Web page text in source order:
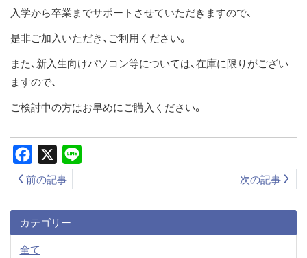
入学から卒業までサポートさせていただきますので、
是非ご加入いただき、ご利用ください。
また、新入生向けパソコン等については、在庫に限りがござい
ますので、
ご検討中の方はお早めにご購入ください。
Facebook
前の記事 次の記事
カテゴリー
全て